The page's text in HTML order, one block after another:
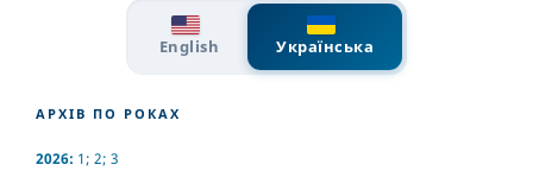
English Українська
АРХІВ ПО РОКАХ
2026: 1; 2; 3